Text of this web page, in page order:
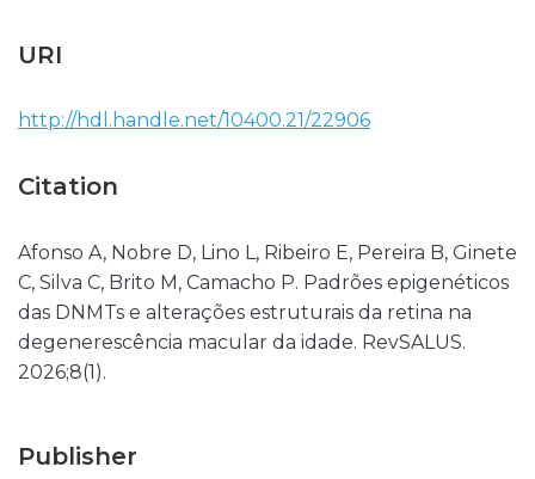
URI
http://hdl.handle.net/10400.21/22906
Citation
Afonso A, Nobre D, Lino L, Ribeiro E, Pereira B, Ginete
C, Silva C, Brito M, Camacho P. Padrões epigenéticos
das DNMTs e alterações estruturais da retina na
degenerescência macular da idade. RevSALUS.
2026;8(1).
Publisher